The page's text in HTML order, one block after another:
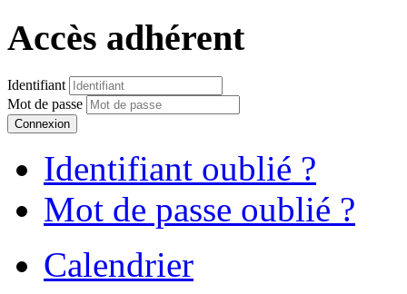
Accès adhérent
Identifiant
Mot de passe
Connexion
Identifiant oublié ?
Mot de passe oublié ?
Calendrier